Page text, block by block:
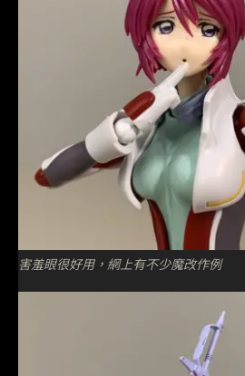
害羞眼很好用，網上有不少魔改作例